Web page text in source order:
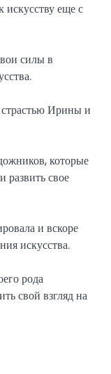
еще с
силы в
Ирины и
которые
развить свое
и вскоре
искусства.
рода
свой взгляд на